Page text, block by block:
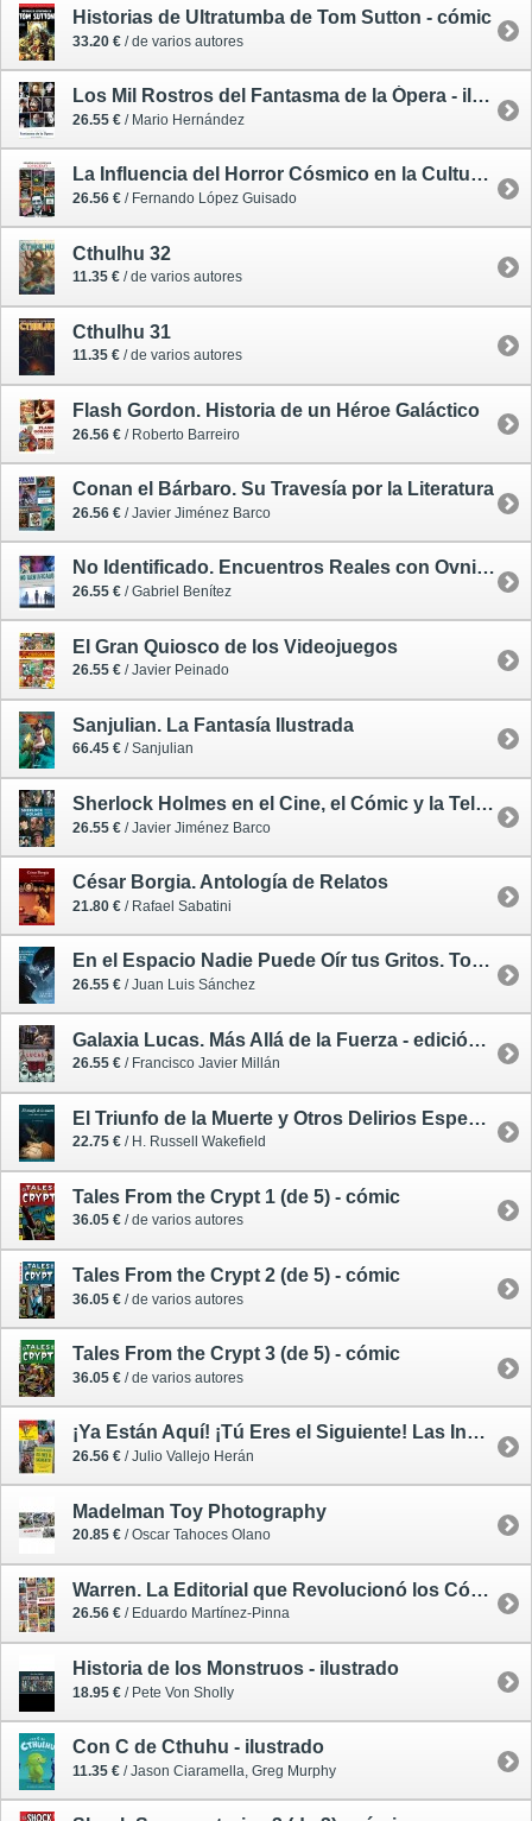
Historias de Ultratumba de Tom Sutton - cómic
33.20 € / de varios autores
Los Mil Rostros del Fantasma de la Ópera - ilustrado
26.55 € / Mario Hernández
La Influencia del Horror Cósmico en la Cultura Popular / Siempre nos Quedará Lovecraft 1
26.56 € / Fernando López Guisado
Cthulhu 32
11.35 € / de varios autores
Cthulhu 31
11.35 € / de varios autores
Flash Gordon. Historia de un Héroe Galáctico
26.56 € / Roberto Barreiro
Conan el Bárbaro. Su Travesía por la Literatura
26.56 € / Javier Jiménez Barco
No Identificado. Encuentros Reales con Ovnis que Saltaron a la Pantalla
26.55 € / Gabriel Benítez
El Gran Quiosco de los Videojuegos
26.55 € / Javier Peinado
Sanjulian. La Fantasía Ilustrada
66.45 € / Sanjulian
Sherlock Holmes en el Cine, el Cómic y la Televisión
26.55 € / Javier Jiménez Barco
César Borgia. Antología de Relatos
21.80 € / Rafael Sabatini
En el Espacio Nadie Puede Oír tus Gritos. Todo Sobre la Saga de Alien
26.55 € / Juan Luis Sánchez
Galaxia Lucas. Más Allá de la Fuerza - edición ampliada
26.55 € / Francisco Javier Millán
El Triunfo de la Muerte y Otros Delirios Espectrales
22.75 € / H. Russell Wakefield
Tales From the Crypt 1 (de 5) - cómic
36.05 € / de varios autores
Tales From the Crypt 2 (de 5) - cómic
36.05 € / de varios autores
Tales From the Crypt 3 (de 5) - cómic
36.05 € / de varios autores
¡Ya Están Aquí! ¡Tú Eres el Siguiente! Las Invasiones de Ladrones de Cuerpos en el Cine y la Televisión
26.56 € / Julio Vallejo Herán
Madelman Toy Photography
20.85 € / Oscar Tahoces Olano
Warren. La Editorial que Revolucionó los Cómics
26.56 € / Eduardo Martínez-Pinna
Historia de los Monstruos - ilustrado
18.95 € / Pete Von Sholly
Con C de Cthuhu - ilustrado
11.35 € / Jason Ciaramella, Greg Murphy